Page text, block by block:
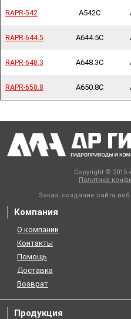
RAPR-542 A542C
RAPR-644.5 A644.5C
RAPR-648.3 A648.3C
RAPR-650.8 A650.8C
RAPR-542
RAPR-644.5
RAPR-648.3
RAPR-650.8
Copyright ©
Политика
Заказ, создание сайта веб
Компания
О компании
Контакты
Помощь
Доставка
Возврат
Продукция